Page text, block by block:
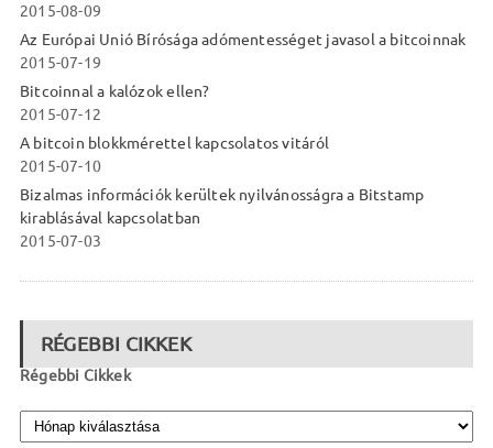
2015-08-09
Az Európai Unió Bírósága adómentességet javasol a bitcoinnak
2015-07-19
Bitcoinnal a kalózok ellen?
2015-07-12
A bitcoin blokkmérettel kapcsolatos vitáról
2015-07-10
Bizalmas információk kerültek nyilvánosságra a Bitstamp
kirablásával kapcsolatban
2015-07-03
RÉGEBBI CIKKEK
Régebbi Cikkek